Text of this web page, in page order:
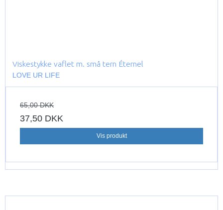
Viskestykke vaflet m. små tern Éternel
LOVE UR LIFE
65,00 DKK
37,50 DKK
Vis produkt